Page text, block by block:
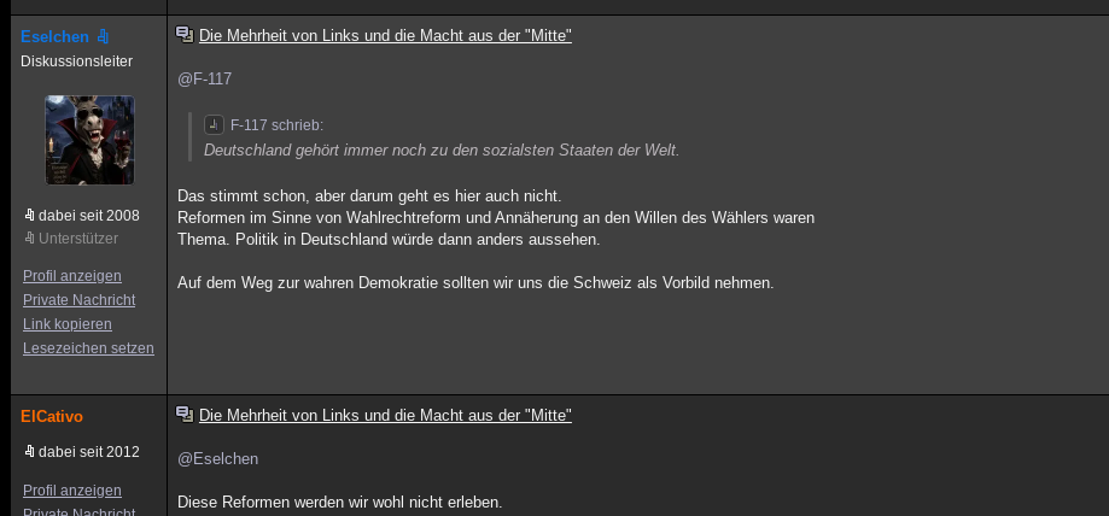
Eselchen
Diskussionsleiter
dabei seit 2008
Unterstützer
Profil anzeigen
Private Nachricht
Link kopieren
Lesezeichen setzen
Die Mehrheit von Links und die Macht aus der "Mitte"
@F-117
F-117 schrieb:
Deutschland gehört immer noch zu den sozialsten Staaten der Welt.
Das stimmt schon, aber darum geht es hier auch nicht.
Reformen im Sinne von Wahlrechtreform und Annäherung an den Willen des Wählers waren
Thema. Politik in Deutschland würde dann anders aussehen.
Auf dem Weg zur wahren Demokratie sollten wir uns die Schweiz als Vorbild nehmen.
ElCativo
dabei seit 2012
Profil anzeigen
Die Mehrheit von Links und die Macht aus der "Mitte"
@Eselchen
Diese Reformen werden wir wohl nicht erleben.